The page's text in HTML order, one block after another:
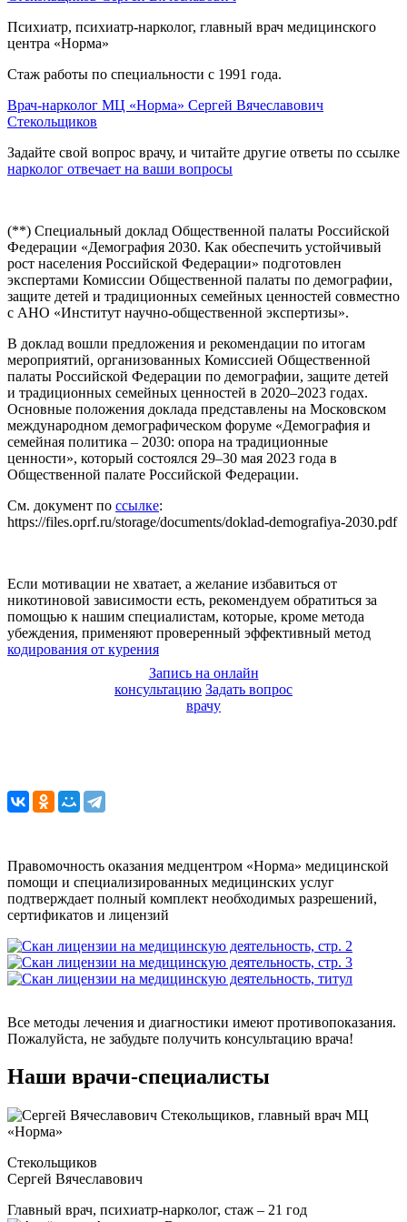
Психиатр, психиатр-нарколог, главный врач медицинского
центра «Норма»
Стаж работы по специальности с 1991 года.
Врач-нарколог МЦ «Норма» Сергей Вячеславович
Стекольщиков
Задайте свой вопрос врачу, и читайте другие ответы по ссылке
нарколог отвечает на ваши вопросы
(**) Специальный доклад Общественной палаты Российской
Федерации «Демография 2030. Как обеспечить устойчивый
рост населения Российской Федерации» подготовлен
экспертами Комиссии Общественной палаты по демографии,
защите детей и традиционных семейных ценностей совместно
с АНО «Институт научно-общественной экспертизы».
В доклад вошли предложения и рекомендации по итогам
мероприятий, организованных Комиссией Общественной
палаты Российской Федерации по демографии, защите детей
и традиционных семейных ценностей в 2020–2023 годах.
Основные положения доклада представлены на Московском
международном демографическом форуме «Демография и
семейная политика – 2030: опора на традиционные
ценности», который состоялся 29–30 мая 2023 года в
Общественной палате Российской Федерации.
См. документ по ссылке:
https://files.oprf.ru/storage/documents/doklad-demografiya-2030.pdf
Если мотивации не хватает, а желание избавиться от
никотиновой зависимости есть, рекомендуем обратиться за
помощью к нашим специалистам, которые, кроме метода
убеждения, применяют проверенный эффективный метод
кодирования от курения
Запись на онлайн
консультацию Задать вопрос
врачу
Правомочность оказания медцентром «Норма» медицинской
помощи и специализированных медицинских услуг
подтверждает полный комплект необходимых разрешений,
сертификатов и лицензий
Все методы лечения и диагностики имеют противопоказания.
Пожалуйста, не забудьте получить консультацию врача!
Наши врачи-специалисты
Стекольщиков
Сергей Вячеславович
Главный врач, психиатр-нарколог, стаж – 21 год